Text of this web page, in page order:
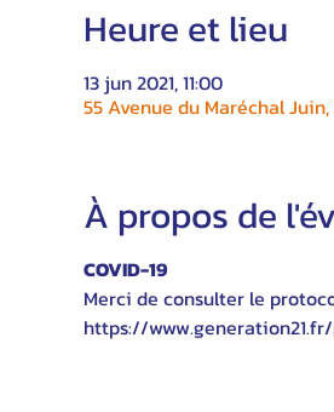
Heure et lieu
13 jun 2021, 11:00
55 Avenue du Maréchal
À propos de
COVID-19
Merci de consulter le
https://